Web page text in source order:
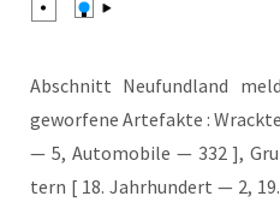
Abschnitt Neu­fund­land
gewor­fe­ne Arte­fak­te :
— 5, Auto­mo­bi­le — 332 ],
tern [ 18. Jahr­hun­dert — 2,